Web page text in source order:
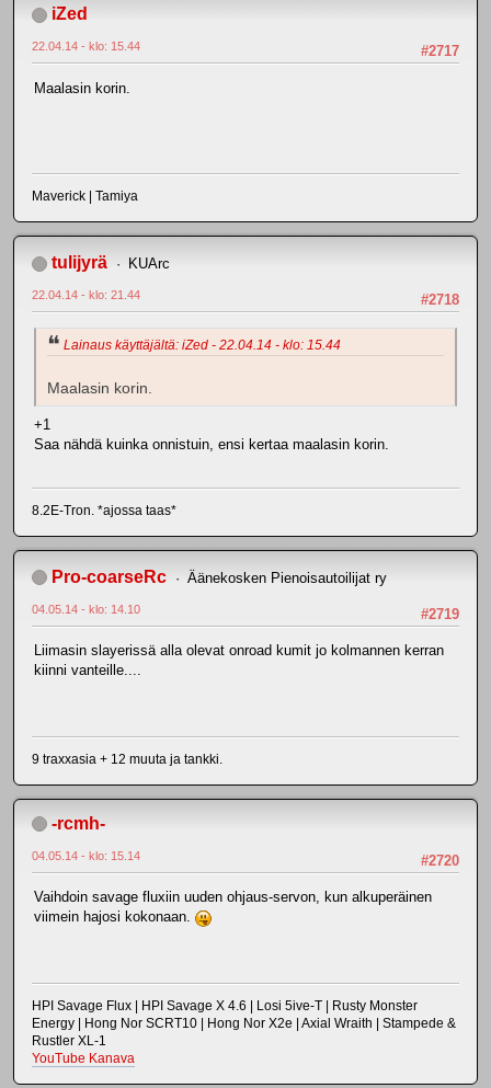
iZed
#2717
22.04.14 - klo: 15.44
Maalasin korin.
Maverick | Tamiya
tulijyrä KUArc
#2718
22.04.14 - klo: 21.44
Lainaus käyttäjältä: iZed - 22.04.14 - klo: 15.44
Maalasin korin.
+1
Saa nähdä kuinka onnistuin, ensi kertaa maalasin korin.
8.2E-Tron. *ajossa taas*
Pro-coarseRc Äänekosken Pienoisautoilijat ry
#2719
04.05.14 - klo: 14.10
Liimasin slayerissä alla olevat onroad kumit jo kolmannen kerran
kiinni vanteille....
9 traxxasia + 12 muuta ja tankki.
-rcmh-
#2720
04.05.14 - klo: 15.14
Vaihdoin savage fluxiin uuden ohjaus-servon, kun alkuperäinen
viimein hajosi kokonaan.
HPI Savage Flux | HPI Savage X 4.6 | Losi 5ive-T | Rusty Monster
Energy | Hong Nor SCRT10 | Hong Nor X2e | Axial Wraith | Stampede &
Rustler XL-1
YouTube Kanava